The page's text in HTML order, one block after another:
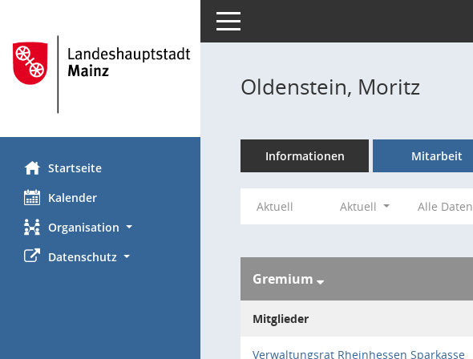
Startseite
Kalender
Organisation
Datenschutz
Toggle navigation
Oldenstein, Moritz
Informationen Mitarbeit
Aktuell Aktuell Alle Daten
Gremium
Mitglieder
Verwaltungsrat Rheinhessen Sparkasse